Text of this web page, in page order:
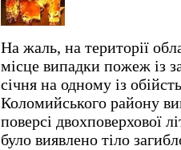
На жаль, на території
місце випадки пожеж із
січня на одному із
Коломийського району
поверсі двохповерхової
було виявлено тіло